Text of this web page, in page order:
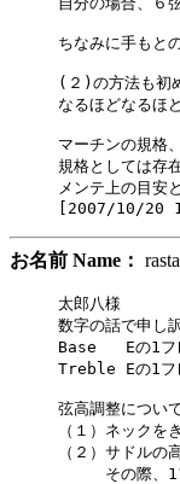
ちなみに手もと
(２)の方法も初
なるほどなるほ
マーチンの規格、
規格としては存
メンテ上の目安
お名前 Name：
太郎八様
数字の話で申し
Base   Eの1フ
Treble Eの1フ
弦高調整につい
（１）ネックを
（２）サドルの
その際、1フ